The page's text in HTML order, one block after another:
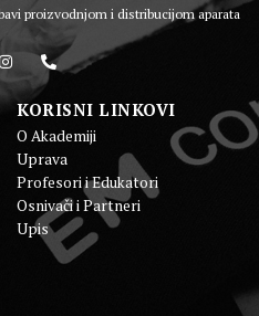
proizvodnjom i distribucijom aparata
KORISNI LINKOVI
O Akademiji
Uprava
Profesori i Edukatori
Osnivači i Partneri
Upis